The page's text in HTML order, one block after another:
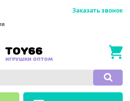
Заказать звонок
TOY66
ИГРУШКИ ОПТОМ